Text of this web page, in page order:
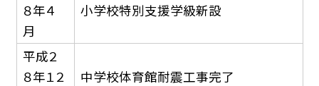
８年４
月
小学校特別支援学級新設
平成２
８年１２
中学校体育館耐震工事完了